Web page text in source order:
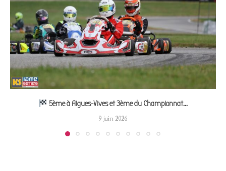
5ème à Aigues-Vives et 3ème du Championnat...
9 juin 2026